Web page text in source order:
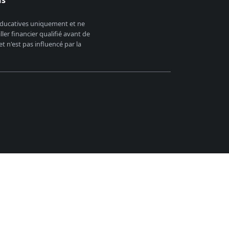
uniquement et ne
financier qualifié avant de
n'est pas influencé par la